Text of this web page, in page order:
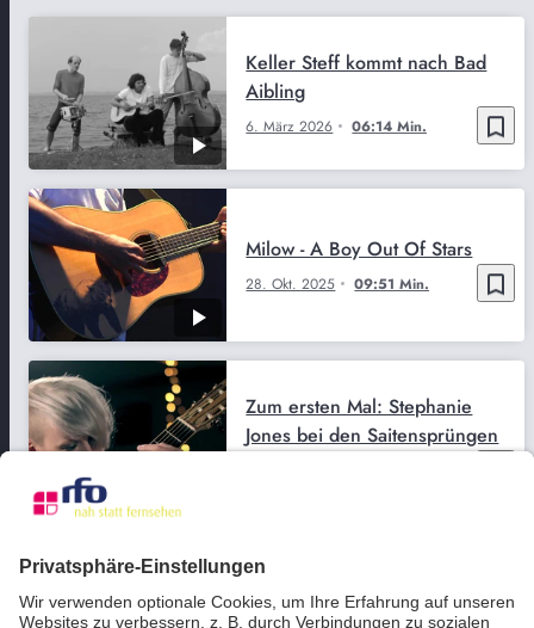
bookmark_border
6. März 2026 06:14 Min.
Keller Steff kommt nach Bad
Aibling
bookmark_border
28. Okt. 2025 09:51 Min.
Milow - A Boy Out Of Stars
Zum ersten Mal: Stephanie
Jones bei den Saitensprüngen
Saitensprünge XXL-Das
Programm 2025 Teil 1